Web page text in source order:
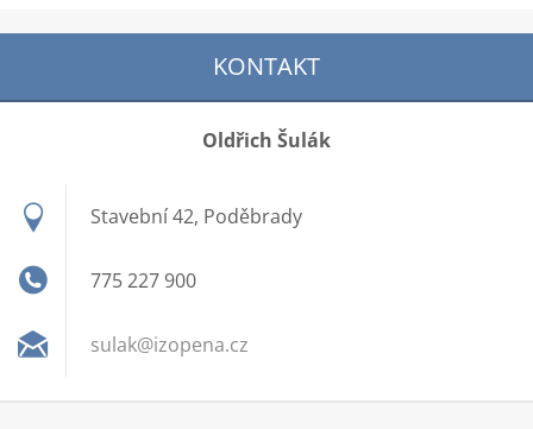
KONTAKT
Oldřich Šulák
Stavební 42, Poděbrady
775 227 900
sulak@izopena.cz